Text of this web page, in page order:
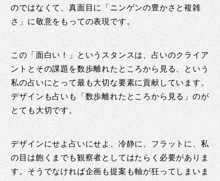
のではなくて、真面目に「ニンゲンの豊かさと複雑
さ」に敬意をもっての表現です。
この「面白い！」というスタンスは、占いのクライア
ントとその課題を数歩離れたところから見る、という
私の占いにとって最も大切な要素に貢献しています。
デザインも占いも「数歩離れたところから見る」のが
とても大切です。
デザインにせよ占いにせよ、冷静に、フラットに、私
の目は飽くまでも観察者としてはたらく必要がありま
す。そうでなければ企画も提案も軸が狂ってしまいま